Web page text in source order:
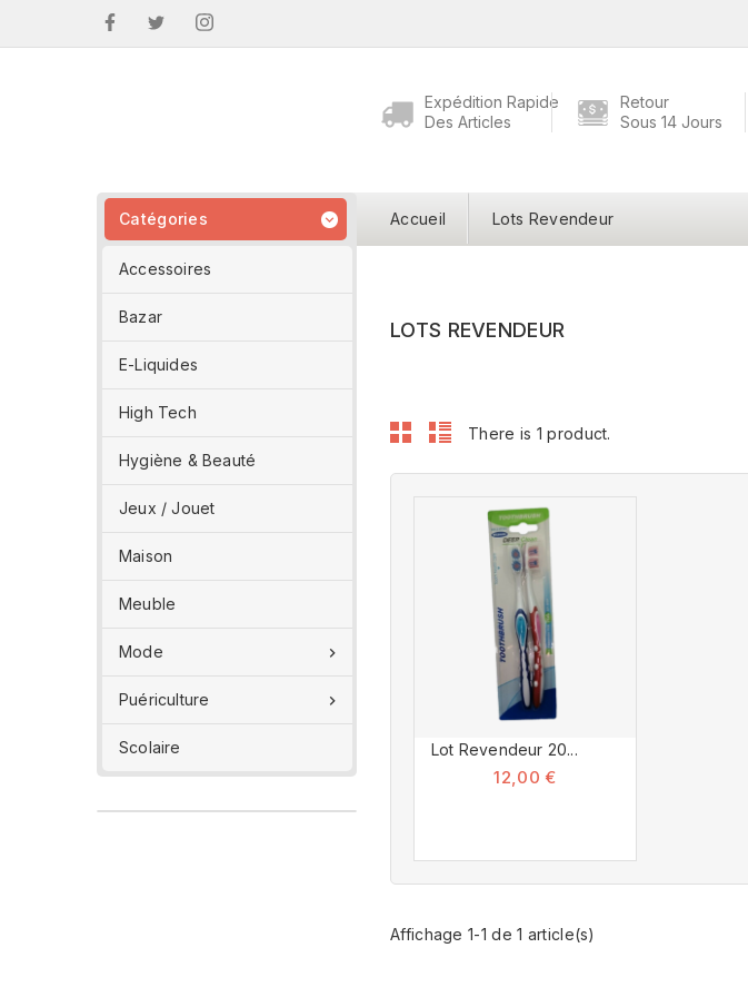
Facebook
Twitter
Expédition Rapide
Des Articles
Retour
Sous 14 Jours
Catégories 
Accessoires
Bazar
E-Liquides
High Tech
Hygiène & Beauté
Jeux / Jouet
Maison
Meuble

Mode

Puériculture
Scolaire
Accueil Lots Revendeur
LOTS REVENDEUR
There is 1 product.
Lot Revendeur 20...
12,00 €
Affichage 1-1 de 1 article(s)